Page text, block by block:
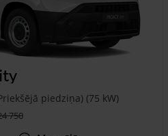
piedziņa) (75 kW)
750